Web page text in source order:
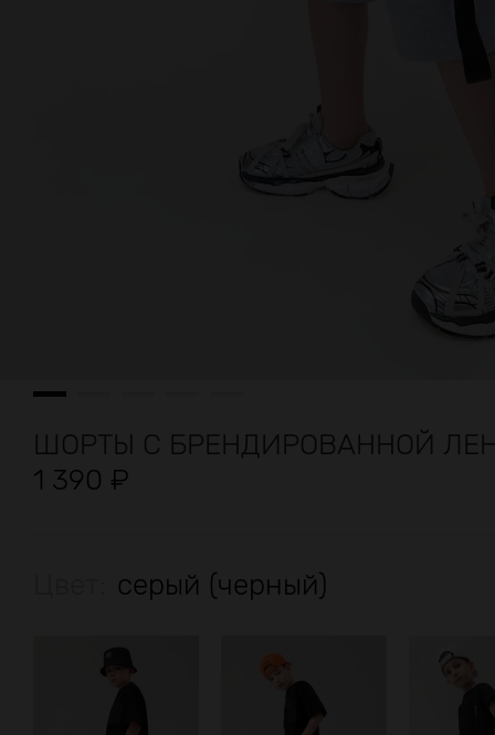
ШОРТЫ С БРЕНДИРОВАННОЙ
1 390 ₽
серый (черный)